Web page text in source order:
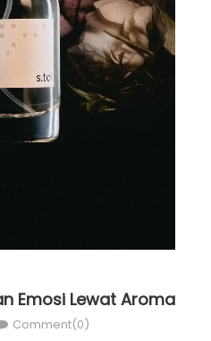
Emosi Lewat Aroma
Comment(0)